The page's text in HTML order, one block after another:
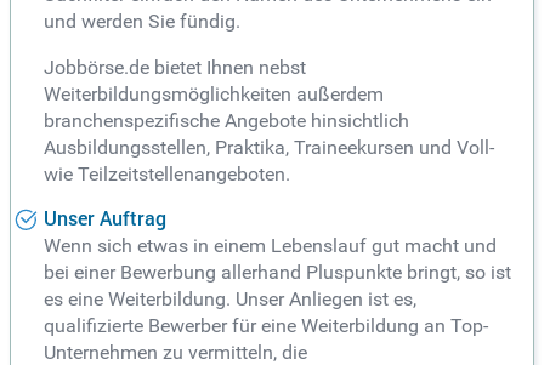
und werden Sie fündig.
Jobbörse.de bietet Ihnen nebst
Weiterbildungsmöglichkeiten außerdem
branchenspezifische Angebote hinsichtlich
Ausbildungsstellen, Praktika, Traineekursen und Voll-
wie Teilzeitstellenangeboten.
Unser Auftrag
Wenn sich etwas in einem Lebenslauf gut macht und
bei einer Bewerbung allerhand Pluspunkte bringt, so ist
es eine Weiterbildung. Unser Anliegen ist es,
qualifizierte Bewerber für eine Weiterbildung an Top-
Unternehmen zu vermitteln, die